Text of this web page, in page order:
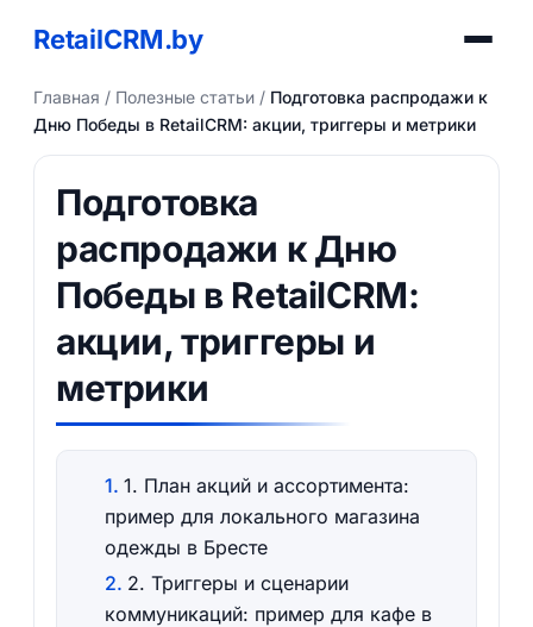
RetailCRM.by
Главная / Полезные статьи/ Подготовка распродажи к
Дню Победы в RetailCRM: акции, триггеры и метрики
Подготовка
распродажи к Дню
Победы в RetailCRM:
акции, триггеры и
метрики
1. План акций и ассортимента:
пример для локального магазина
одежды в Бресте
2. Триггеры и сценарии
коммуникаций: пример для кафе в